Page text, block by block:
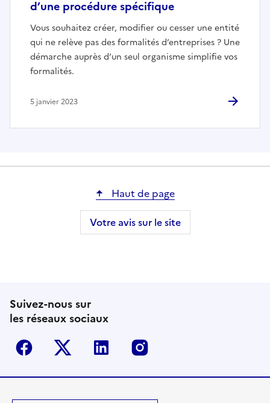
d’une procédure spécifique
Vous souhaitez créer, modifier ou cesser une entité
qui ne relève pas des formalités d’entreprises ? Une
démarche auprès d’un seul organisme simplifie vos
formalités.
5 janvier 2023
Haut de page
Votre avis sur le site
Suivez-nous sur
les réseaux sociaux
Facebook Twitter-X Linkedin